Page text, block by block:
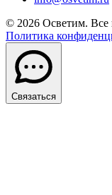
© 2026 Осветим.
Политика
Связаться